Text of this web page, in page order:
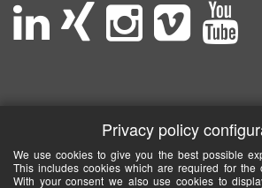
Privacy policy
We use cookies to give you the best possible
This includes cookies which are required for the
With your consent we also use cookies to